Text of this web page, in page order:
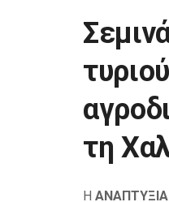
τη
Η